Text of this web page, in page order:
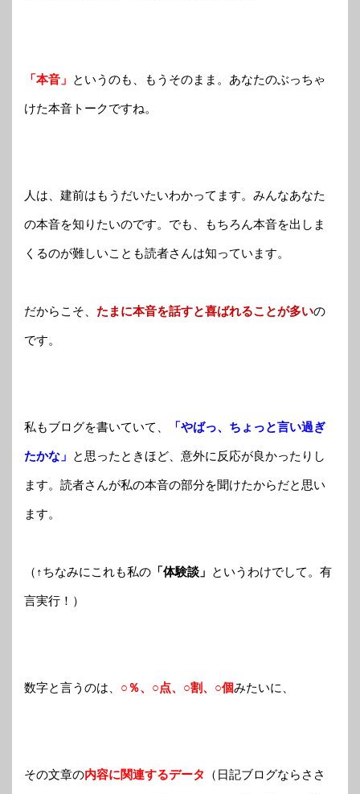
「本音」 というのも、もうそのまま。あなたのぶっちゃ
けた本音トークですね。
人は、建前はもうだいたいわかってます。みんなあなた
の本音を知りたいのです。でも、もちろん本音を出しま
くるのが難しいことも読者さんは知っています。
だからこそ、 たまに本音を話すと喜ばれることが多いの
です。
私もブログを書いていて、 「やばっ、ちょっと言い過ぎ
たかな」 と思ったときほど、意外に反応が良かったりし
ます。読者さんが私の本音の部分を聞けたからだと思い
ます。
（↑ちなみにこれも私の 「体験談」 というわけでして。有
言実行！）
数字と言うのは、 ○％、○点、○割、○個みたいに、
その文章の内容に関連するデータ （日記ブログならささ